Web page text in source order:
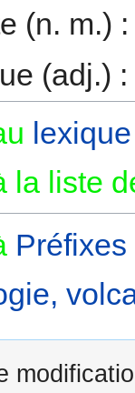
(n. m.) :
(adj.) :
la liste